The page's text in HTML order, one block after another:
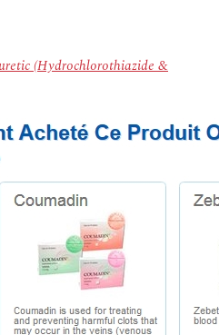
(Hydrochlorothiazide &